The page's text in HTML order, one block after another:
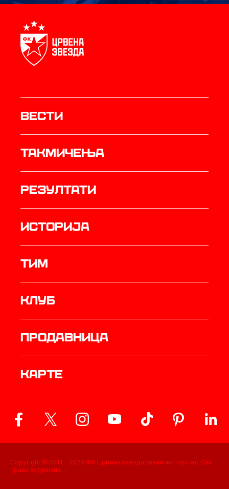
Вести
Такмичења
резултати
историја
ТИМ
Клуб
продавница
Карте
Copyright © 2011 - 2026 ФК Црвена звезда званични портал. Сва
права задржана.